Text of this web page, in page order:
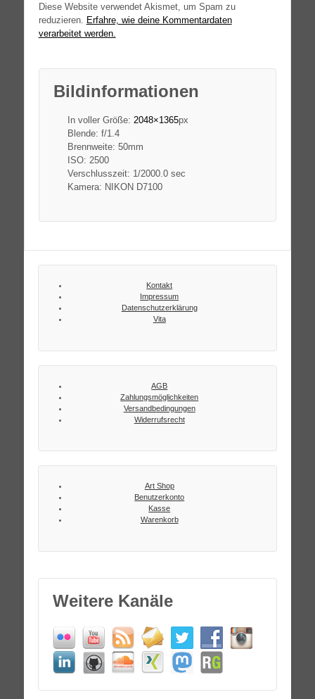
Diese Website verwendet Akismet, um Spam zu
reduzieren.
Erfahre, wie deine Kommentardaten
verarbeitet werden.
Bildinformationen
In voller Größe: 2048×1365px
Blende: f/1.4
Brennweite: 50mm
ISO: 2500
Verschlusszeit: 1/2000.0 sec
Kamera: NIKON D7100
Kontakt
Impressum
Datenschutzerklärung
Vita
AGB
Zahlungsmöglichkeiten
Versandbedingungen
Widerrufsrecht
Art Shop
Benutzerkonto
Kasse
Warenkorb
Weitere Kanäle